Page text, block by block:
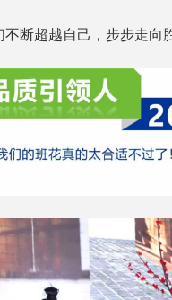
不断超越自己，步步走向